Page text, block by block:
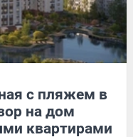
с пляжем в
на дом
квартирами